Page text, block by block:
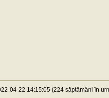
04-22 14:15:05 (224 săptămâni în